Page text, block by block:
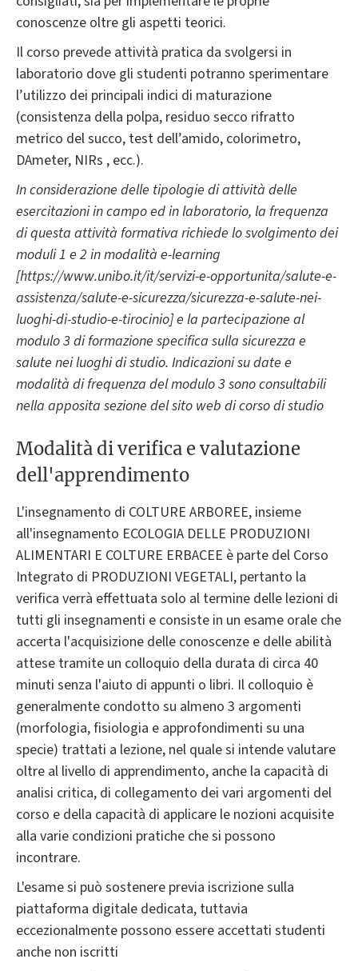
conoscenze oltre gli aspetti teorici.
Il corso prevede attività pratica da svolgersi in
laboratorio dove gli studenti potranno sperimentare
l’utilizzo dei principali indici di maturazione
(consistenza della polpa, residuo secco rifratto
metrico del succo, test dell’amido, colorimetro,
DAmeter, NIRs , ecc.).
In considerazione delle tipologie di attività delle
esercitazioni in campo ed in laboratorio, la frequenza
di questa attività formativa richiede lo svolgimento dei
moduli 1 e 2 in modalità e-learning
[https://www.unibo.it/it/servizi-e-opportunita/salute-e-
assistenza/salute-e-sicurezza/sicurezza-e-salute-nei-
luoghi-di-studio-e-tirocinio] e la partecipazione al
modulo 3 di formazione specifica sulla sicurezza e
salute nei luoghi di studio. Indicazioni su date e
modalità di frequenza del modulo 3 sono consultabili
nella apposita sezione del sito web di corso di studio
Modalità di verifica e valutazione
dell'apprendimento
L'insegnamento di COLTURE ARBOREE, insieme
all'insegnamento ECOLOGIA DELLE PRODUZIONI
ALIMENTARI E COLTURE ERBACEE è parte del Corso
Integrato di PRODUZIONI VEGETALI, pertanto la
verifica verrà effettuata solo al termine delle lezioni di
tutti gli insegnamenti e consiste in un esame orale che
accerta l'acquisizione delle conoscenze e delle abilità
attese tramite un colloquio della durata di circa 40
minuti senza l'aiuto di appunti o libri. Il colloquio è
generalmente condotto su almeno 3 argomenti
(morfologia, fisiologia e approfondimenti su una
specie) trattati a lezione, nel quale si intende valutare
oltre al livello di apprendimento, anche la capacità di
analisi critica, di collegamento dei vari argomenti del
corso e della capacità di applicare le nozioni acquisite
alla varie condizioni pratiche che si possono
incontrare.
L'esame si può sostenere previa iscrizione sulla
piattaforma digitale dedicata, tuttavia
eccezionalmente possono essere accettati studenti
anche non iscritti